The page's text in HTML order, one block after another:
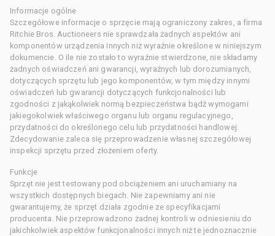
Informacje ogólne
Szczegółowe informacje o sprzęcie mają ograniczony zakres, a firma
Ritchie Bros. Auctioneers nie sprawdzała żadnych aspektów ani
komponentów urządzenia innych niż wyraźnie określone w niniejszym
dokumencie. O ile nie zostało to wyraźnie stwierdzone, nie składamy
żadnych oświadczeń ani gwarancji, wyraźnych lub dorozumianych,
dotyczących sprzętu lub jego komponentów, w tym między innymi
oświadczeń lub gwarancji dotyczących funkcjonalności lub
zgodności z jakąkolwiek normą bezpieczeństwa bądź wymogami
jakiegokolwiek właściwego organu lub organu regulacyjnego,
przydatności do określonego celu lub przydatności handlowej.
Zdecydowanie zaleca się przeprowadzenie własnej szczegółowej
inspekcji sprzętu przed złożeniem oferty.
Funkcje
Sprzęt nie jest testowany pod obciążeniem ani uruchamiany na
wszystkich dostępnych biegach. Nie zapewniamy ani nie
gwarantujemy, że sprzęt działa zgodnie ze specyfikacjami
producenta. Nie przeprowadzono żadnej kontroli w odniesieniu do
jakichkolwiek aspektów funkcjonalności innych niż te jednoznacznie